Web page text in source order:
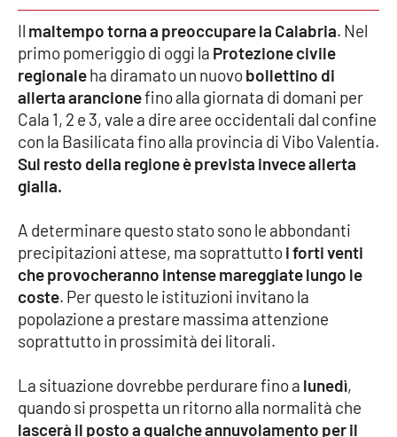
Meteo
Editoriali
VIDEO
Ambiente
Cultura
Economia e Lavoro
Politica
Sanità
Società
Il maltempo torna a preoccupare la Calabria. Nel
primo pomeriggio di oggi la Protezione civile
regionaleha diramato un nuovobollettino di
allerta arancionefino alla giornata di domani per
Cala 1, 2 e 3, vale a dire aree occidentali dal confine
con la Basilicata fino alla provincia di Vibo Valentia.
Sul resto della regione è prevista invece allerta
gialla.
A determinare questo stato sono le abbondanti
precipitazioni attese, ma soprattuttoi forti venti
che provocheranno intense mareggiate lungo le
coste. Per questo le istituzioni invitano la
popolazione a prestare massima attenzione
soprattutto in prossimità dei litorali.
La situazione dovrebbe perdurare fino a lunedì,
quando si prospetta un ritorno alla normalità che
lascerà il posto a qualche annuvolamento per il